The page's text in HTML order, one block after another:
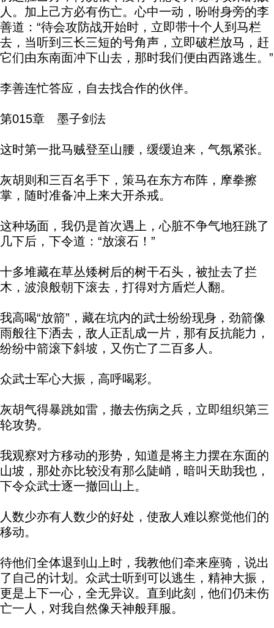
人。加上己方必有伤亡。心中一动，吩咐身旁的李
善道：“待会攻防战开始时，立即带十个人到马栏
去，当听到三长三短的号角声，立即破栏放马，赶
它们由东南面冲下山去，那时我们便由西路逃生。”
李善连忙答应，自去找合作的伙伴。
第015章 墨子剑法
这时第一批马贼登至山腰，缓缓迫来，气氛紧张。
灰胡则和三百名手下，策马在东方布阵，摩拳擦
掌，随时准备冲上来大开杀戒。
这种场面，我仍是首次遇上，心脏不争气地狂跳了
几下后，下令道：“放滚石！”
十多堆藏在草丛矮树后的树干石头，被扯去了拦
木，波浪般朝下滚去，打得对方盾烂人翻。
我高喝“放箭”，藏在坑内的武士纷纷现身，劲箭像
雨般往下洒去，敌人正乱成一片，那有反抗能力，
纷纷中箭滚下斜坡，又伤亡了二百多人。
众武士军心大振，高呼喝彩。
灰胡气得暴跳如雷，撤去伤病之兵，立即组织第三
轮攻势。
我观察对方移动的形势，知道是将主力摆在东面的
山坡，那处亦比较没有那么陡峭，暗叫天助我也，
下令众武士逐一撤回山上。
人数少亦有人数少的好处，使敌人难以察觉他们的
移动。
待他们全体退到山上时，我教他们牵来座骑，说出
了自己的计划。众武士听到可以逃生，精神大振，
更是上下一心，全无异议。直到此刻，他们仍未伤
亡一人，对我自然像天神般拜服。